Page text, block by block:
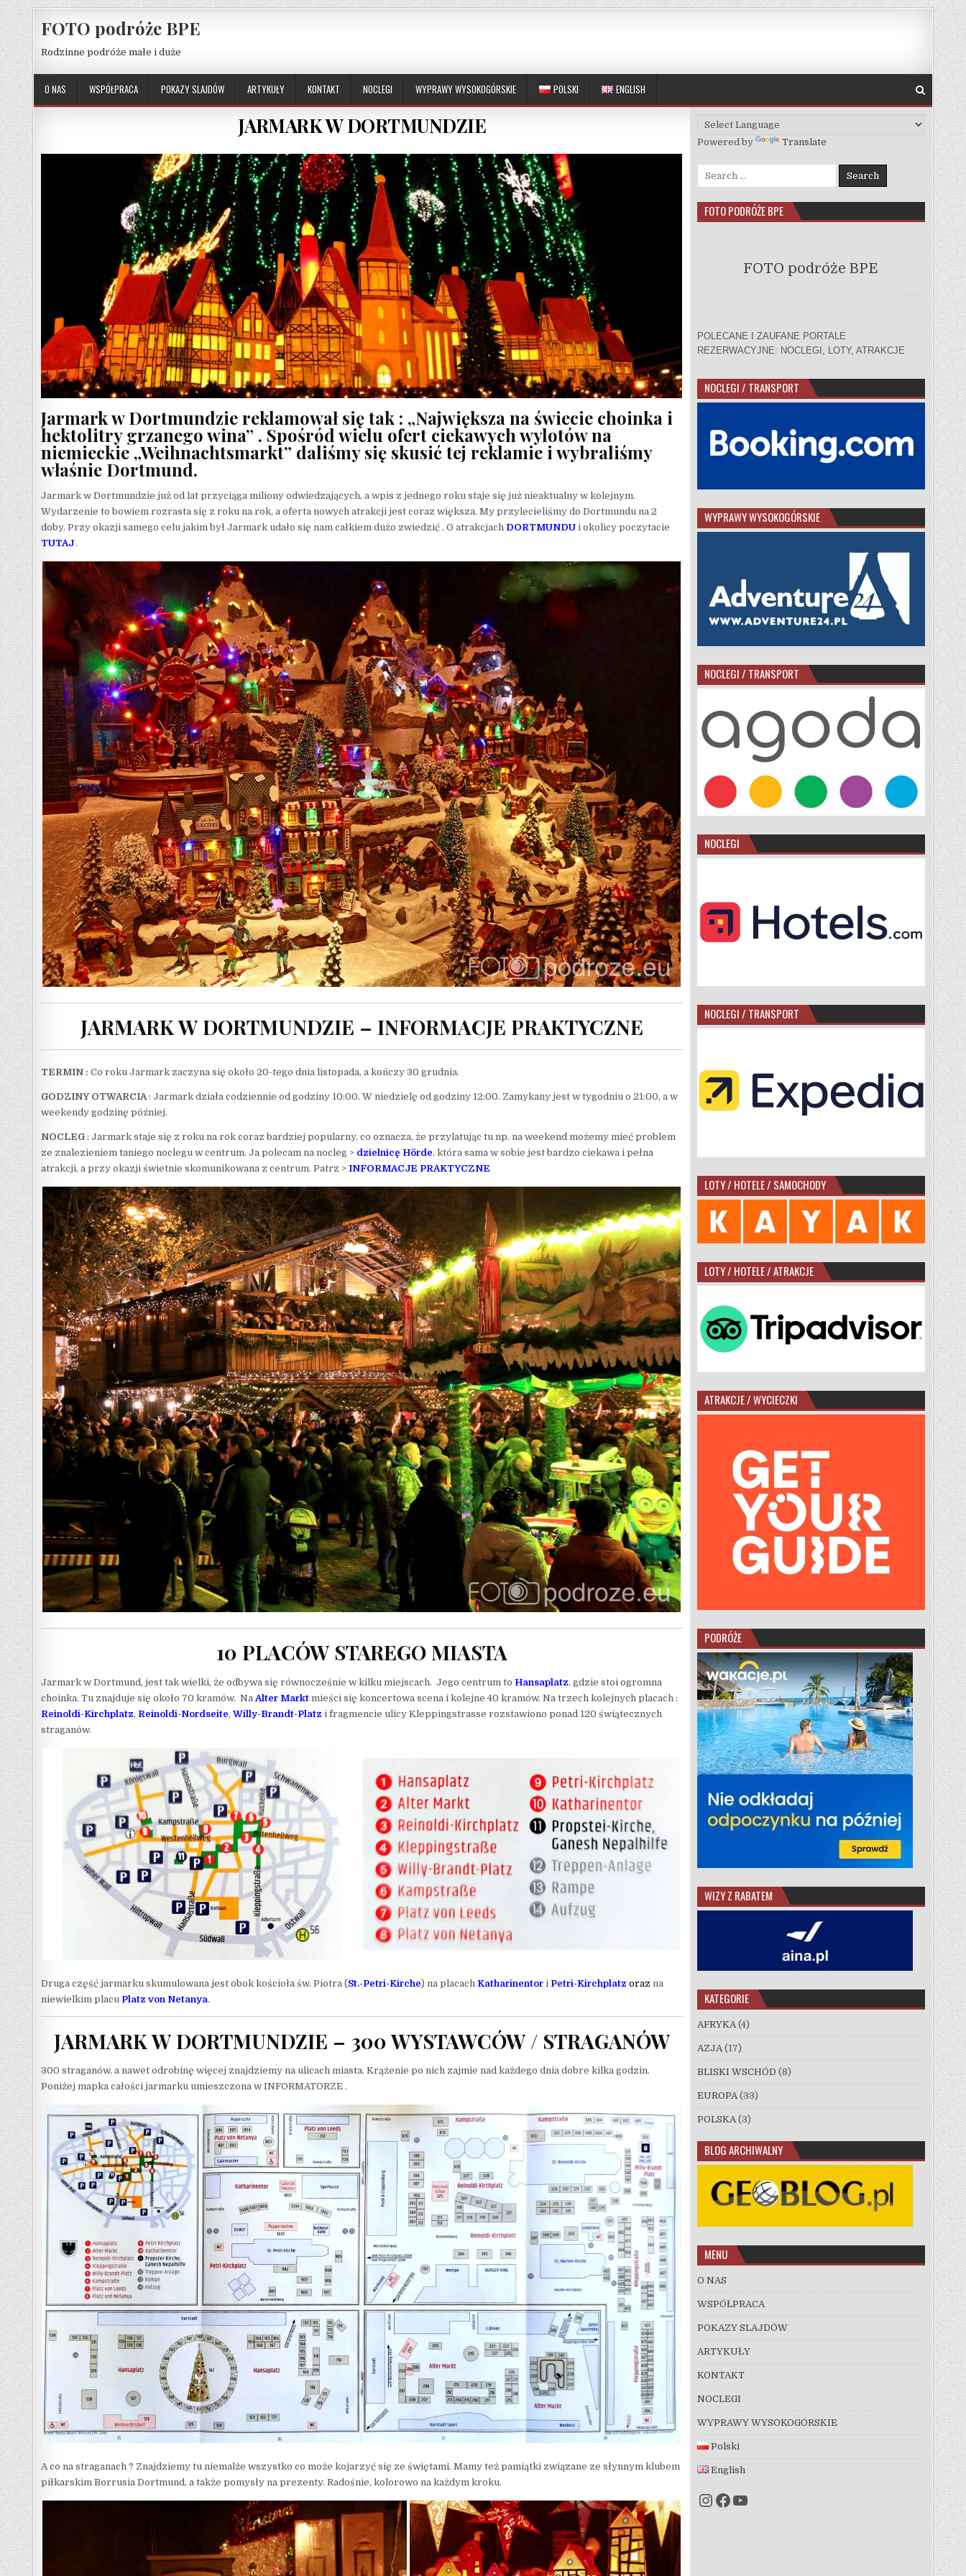
Skip to content
FOTO podróże BPE
Rodzinne podróże małe i duże
O NAS WSPÓŁPRACA POKAZY SLAJDÓW ARTYKUŁY KONTAKT NOCLEGI WYPRAWY WYSOKOGÓRSKIE POLSKI ENGLISH
JARMARK W DORTMUNDZIE
Jarmark w Dortmundzie reklamował się tak : „Największa na świecie choinka i
hektolitry grzanego wina” . Spośród wielu ofert ciekawych wylotów na
niemieckie „Weihnachtsmarkt” daliśmy się skusić tej reklamie i wybraliśmy
właśnie Dortmund.
Jarmark w Dortmundzie już od lat przyciąga miliony odwiedzających, a wpis z jednego roku staje się już nieaktualny w kolejnym.
Wydarzenie to bowiem rozrasta się z roku na rok, a oferta nowych atrakcji jest coraz większa. My przylecieliśmy do Dortmundu na 2
doby. Przy okazji samego celu jakim był Jarmark udało się nam całkiem dużo zwiedzić . O atrakcjach DORTMUNDU i okolicy poczytacie
TUTAJ .
JARMARK W DORTMUNDZIE – INFORMACJE PRAKTYCZNE
TERMIN : Co roku Jarmark zaczyna się około 20-tego dnia listopada, a kończy 30 grudnia.
GODZINY OTWARCIA : Jarmark działa codziennie od godziny 10:00. W niedzielę od godziny 12:00. Zamykany jest w tygodniu o 21:00, a w
weekendy godzinę później.
NOCLEG : Jarmark staje się z roku na rok coraz bardziej popularny, co oznacza, że przylatując tu np. na weekend możemy mieć problem
ze znalezieniem taniego noclegu w centrum. Ja polecam na nocleg > dzielnicę Hörde, która sama w sobie jest bardzo ciekawa i pełna
atrakcji, a przy okazji świetnie skomunikowana z centrum. Patrz > INFORMACJE PRAKTYCZNE
10 PLACÓW STAREGO MIASTA
Jarmark w Dortmund, jest tak wielki, że odbywa się równocześnie w kilku miejscach. Jego centrum to Hansaplatz, gdzie stoi ogromna
choinka. Tu znajduje się około 70 kramów. NaAlter Markt mieści się koncertowa scena i kolejne 40 kramów. Na trzech kolejnych placach :
Reinoldi-Kirchplatz, Reinoldi-Nordseite,Willy-Brandt-Platz i fragmencie ulicy Kleppingstrasse rozstawiono ponad 120 świątecznych
straganów.
Druga część jarmarku skumulowana jest obok kościoła św. Piotra (St.-Petri-Kirche) na placach Katharinentor i Petri-Kirchplatz oraz na
niewielkim placu Platz von Netanya.
JARMARK W DORTMUNDZIE – 300 WYSTAWCÓW / STRAGANÓW
300 straganów, a nawet odrobinę więcej znajdziemy na ulicach miasta. Krążenie po nich zajmie nad każdego dnia dobre kilka godzin.
Poniżej mapka całości jarmarku umieszczona w INFORMATORZE .
A co na straganach ? Znajdziemy tu niemalże wszystko co może kojarzyć się ze świętami. Mamy też pamiątki związane ze słynnym klubem
piłkarskim Borrusia Dortmund, a także pomysły na prezenty. Radośnie, kolorowo na każdym kroku.
Powered by Translate
Search for:
FOTO PODRÓŻE BPE
FOTO podróże BPE
POLECANE I ZAUFANE PORTALE
REZERWACYJNE: NOCLEGI, LOTY, ATRAKCJE
NOCLEGI / TRANSPORT
WYPRAWY WYSOKOGÓRSKIE
NOCLEGI / TRANSPORT
NOCLEGI
NOCLEGI / TRANSPORT
LOTY / HOTELE / SAMOCHODY
LOTY / HOTELE / ATRAKCJE
ATRAKCJE / WYCIECZKI
PODRÓŻE
WIZY Z RABATEM
KATEGORIE
AFRYKA (4)
AZJA (17)
BLISKI WSCHÓD (8)
EUROPA (33)
POLSKA (3)
BLOG ARCHIWALNY
MENU
O NAS
WSPÓŁPRACA
POKAZY SLAJDÓW
ARTYKUŁY
KONTAKT
NOCLEGI
WYPRAWY WYSOKOGÓRSKIE
Polski
English
Instagram
Facebook
YouTube